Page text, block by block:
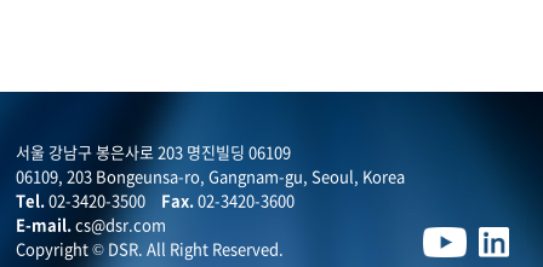
서울 강남구 봉은사로 203 명진빌딩 06109
06109, 203 Bongeunsa-ro, Gangnam-gu, Seoul, Korea
Tel.02-3420-3500 Fax.02-3420-3600
E-mail.cs@dsr.com
Copyright © DSR. All Right Reserved.